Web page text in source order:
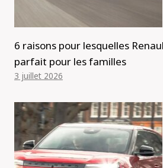
6 raisons pour lesquelles
parfait pour les familles
3 juillet 2026